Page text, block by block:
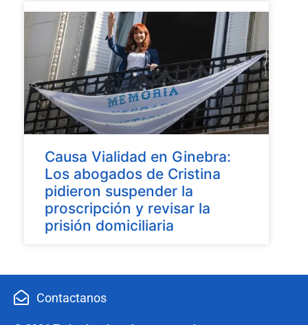
Causa Vialidad en Ginebra:
Los abogados de Cristina
pidieron suspender la
proscripción y revisar la
prisión domiciliaria
Contactanos